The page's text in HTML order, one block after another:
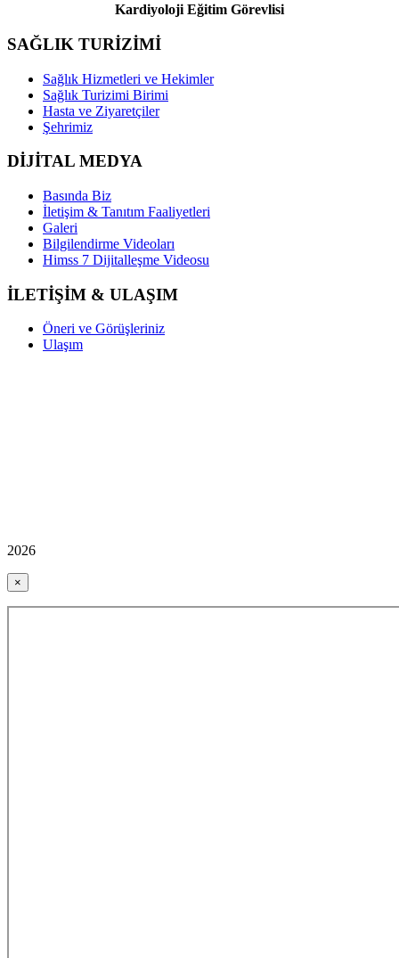
Kardiyoloji Eğitim Görevlisi
SAĞLIK TURİZİMİ
Sağlık Hizmetleri ve Hekimler
Sağlık Turizimi Birimi
Hasta ve Ziyaretçiler
Şehrimiz
DİJİTAL MEDYA
Basında Biz
İletişim & Tanıtım Faaliyetleri
Galeri
Bilgilendirme Videoları
Himss 7 Dijitalleşme Videosu
İLETİŞİM & ULAŞIM
Öneri ve Görüşleriniz
Ulaşım
2026
×